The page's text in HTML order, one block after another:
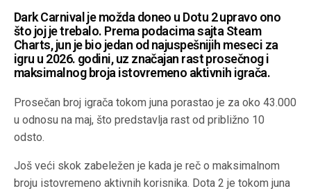
Dark Carnival je možda doneo u Dotu 2 upravo ono
što joj je trebalo. Prema podacima sajta Steam
Charts, jun je bio jedan od najuspešnijih meseci za
igru u 2026. godini, uz značajan rast prosečnog i
maksimalnog broja istovremeno aktivnih igrača.
Prosečan broj igrača tokom juna porastao je za oko 43.000
u odnosu na maj, što predstavlja rast od približno 10
odsto.
Još veći skok zabeležen je kada je reč o maksimalnom
broju istovremeno aktivnih korisnika. Dota 2 je tokom juna